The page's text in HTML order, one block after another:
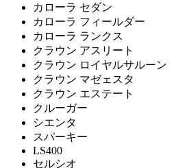
カローラ セダン
カローラ フィールダー
カローラ ランクス
クラウン アスリート
クラウン ロイヤルサルーン
クラウン マゼェスタ
クラウン エステート
クルーガー
シエンタ
スパーキー
LS400
セルシオ